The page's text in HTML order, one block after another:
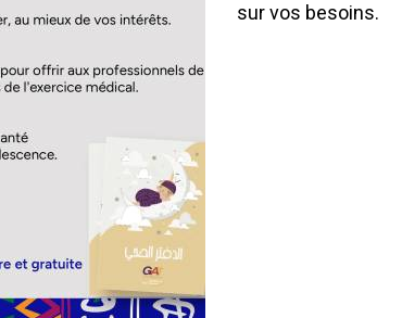
sur vos besoins.